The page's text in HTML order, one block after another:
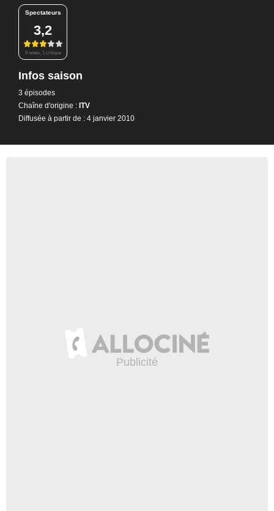
Spectateurs
3,2
6 notes, 1 critique
Infos saison
3 épisodes
Chaîne d'origine : ITV
Diffusée à partir de : 4 janvier 2010